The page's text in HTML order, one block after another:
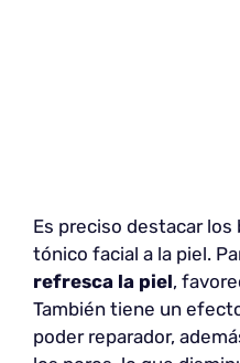
Es preciso destacar
tónico facial a la piel.
refresca la piel,
También tiene un
poder reparador,